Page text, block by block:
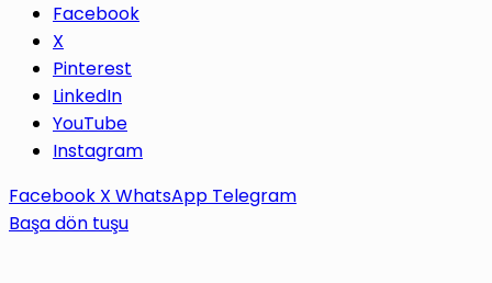
Facebook
X
Pinterest
LinkedIn
YouTube
Instagram
Facebook X WhatsApp Telegram
Başa dön tuşu